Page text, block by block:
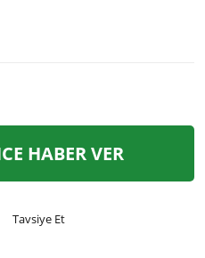
HABER VER
Tavsiye Et